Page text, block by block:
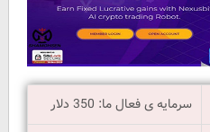
سرمایه ی فعال ما: 350 دلار